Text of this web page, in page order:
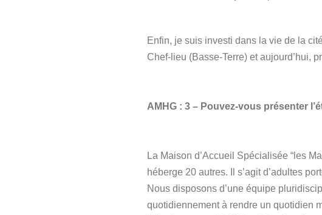
Enfin, je suis investi dans la vie de la
Chef-lieu (Basse-Terre) et aujourd’hui,
AMHG : 3 – Pouvez-vous présenter
La Maison d’Accueil Spécialisée “les
héberge 20 autres. Il s’agit d’adultes
Nous disposons d’une équipe
quotidiennement à rendre un quotidien